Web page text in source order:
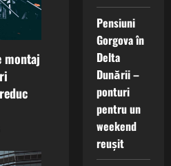
montaj
Pensiuni
Gorgova în
Delta
Dunării –
ponturi
pentru un
weekend
reușit